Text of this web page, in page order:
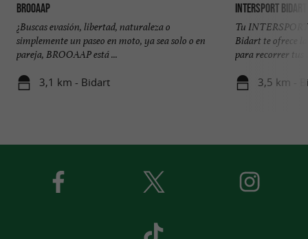
BROOAAP
¿Buscas evasión, libertad, naturaleza o
simplemente un paseo en moto, ya sea solo o en
pareja, BROOAAP está ...
3,1 km - Bidart
INTERSPORT
Tu
Bidart te ofrece
para recorrer tus
3,5 km -